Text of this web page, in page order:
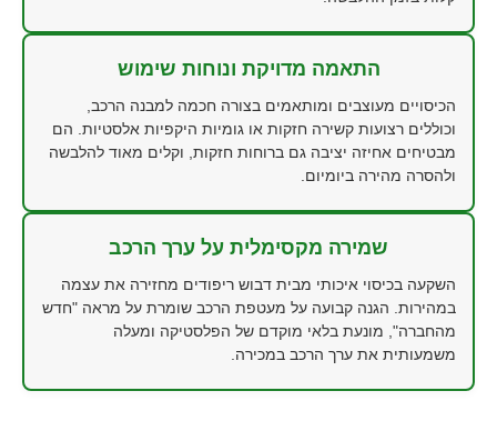
התאמה מדויקת ונוחות שימוש
הכיסויים מעוצבים ומותאמים בצורה חכמה למבנה הרכב,
וכוללים רצועות קשירה חזקות או גומיות היקפיות אלסטיות. הם
מבטיחים אחיזה יציבה גם ברוחות חזקות, וקלים מאוד להלבשה
ולהסרה מהירה ביומיום.
שמירה מקסימלית על ערך הרכב
השקעה בכיסוי איכותי מבית דבוש ריפודים מחזירה את עצמה
במהירות. הגנה קבועה על מעטפת הרכב שומרת על מראה "חדש
מהחברה", מונעת בלאי מוקדם של הפלסטיקה ומעלה
משמעותית את ערך הרכב במכירה.